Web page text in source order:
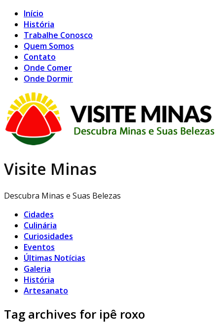
Início
História
Trabalhe Conosco
Quem Somos
Contato
Onde Comer
Onde Dormir
Visite Minas
Descubra Minas e Suas Belezas
Cidades
Culinária
Curiosidades
Eventos
Últimas Notícias
Galeria
História
Artesanato
Tag archives for ipê roxo